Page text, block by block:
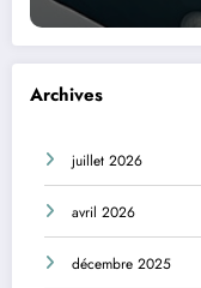
Archives
juillet 2026
avril 2026
décembre 2025